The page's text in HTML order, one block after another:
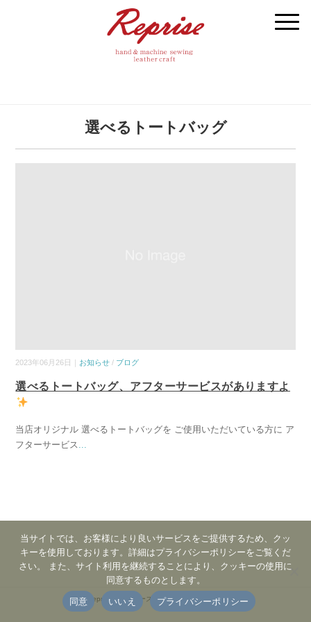
選べるトートバッグ
2023年06月26日｜ お知らせ / ブログ
選べるトートバッグ、アフターサービスがありますよ
当店オリジナル 選べるトートバッグを ご使用いただいている方に ア
フターサービス
© Reprise | リプリーズ | 革製品製造販売・修理
当サイトでは、お客様により良いサービスをご提供するため、クッ
キーを使用しております。詳細はプライバシーポリシーをご覧くだ
さい。 また、サイト利用を継続することにより、クッキーの使用に
同意するものとします。
同意
いいえ プライバシーポリシー